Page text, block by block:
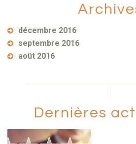
décembre 2016
septembre 2016
août 2016
Dernières